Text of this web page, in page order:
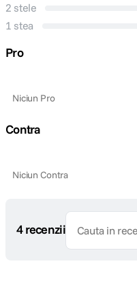
2 stele
1 stea
Pro
Niciun Pro
Contra
Niciun Contra
4 recenzii